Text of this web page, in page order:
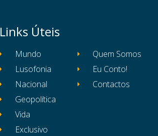
Links Úteis
Mundo
Lusofonia
Nacional
Geopolítica
Vida
Exclusivo
Quem Somos
Eu Conto!
Contactos